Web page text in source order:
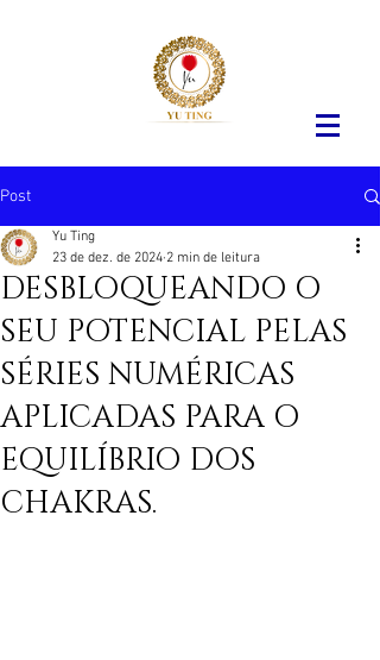
Post
DESBLOQUEANDO O
SEU POTENCIAL PELAS
SÉRIES NUMÉRICAS
APLICADAS PARA O
EQUILÍBRIO DOS
CHAKRAS.
Yu Ting
23 de dez. de 2024 2 min de leitura